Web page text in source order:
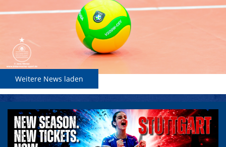
Weitere News laden